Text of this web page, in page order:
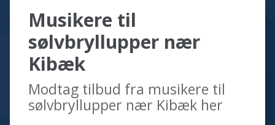
Musikere til
sølvbryllupper nær
Kibæk
Modtag tilbud fra musikere til
sølvbryllupper nær Kibæk her